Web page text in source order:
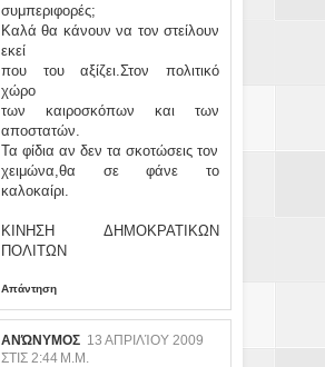
συμπεριφορές;
Καλά θα κάνουν να τον στείλουν
εκεί
που του αξίζει.Στον πολιτικό
χώρο
των καιροσκόπων και των
αποστατών.
Τα φίδια αν δεν τα σκοτώσεις τον
χειμώνα,θα σε φάνε το
καλοκαίρι.
ΚΙΝΗΣΗ ΔΗΜΟΚΡΑΤΙΚΩΝ
ΠΟΛΙΤΩΝ
Απάντηση
ΑΝΏΝΥΜΟΣ 13 ΑΠΡΙΛΊΟΥ 2009
ΣΤΙΣ 2:44 Μ.Μ.